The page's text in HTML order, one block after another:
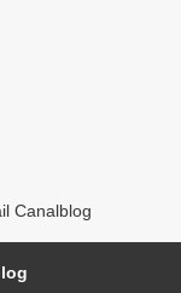
Canalblog